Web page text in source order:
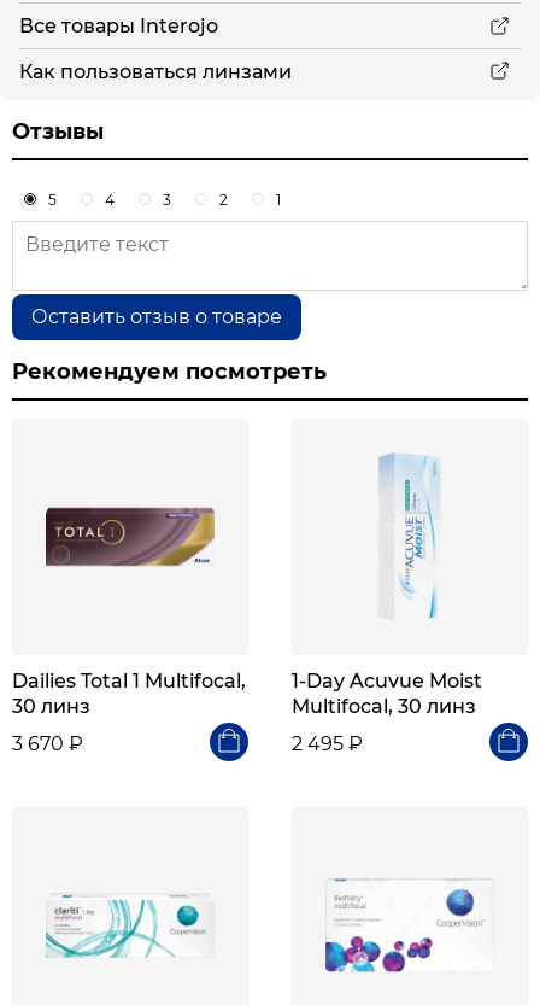
Все товары Interojo
Как пользоваться линзами
Отзывы
5 4 3 2 1
Оставить отзыв о товаре
Рекомендуем посмотреть
Dailies Total 1 Multifocal,
30 линз
3 670 ₽
1-Day Acuvue Moist
Multifocal, 30 линз
2 495 ₽